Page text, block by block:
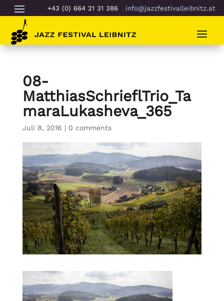
+43 (0) 664 21 31 386 info@jazzfestivalleibnitz.at
08-
MatthiasSchrieflTrio_Ta
maraLukasheva_365
Juli 8, 2016 | 0 comments